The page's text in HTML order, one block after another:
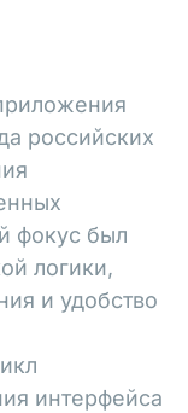
российских
фокус был
логики,
и удобство
интерфейса